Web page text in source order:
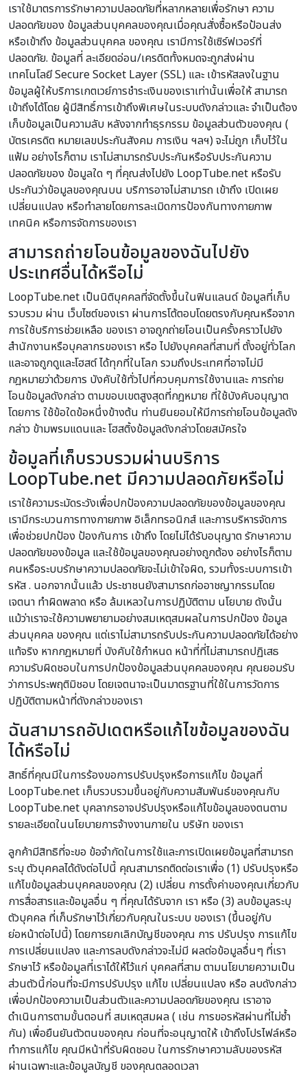
เราใช้มาตรการรักษาความปลอดภัยที่หลากหลายเพื่อรักษา ความ
ปลอดภัยของ ข้อมูลส่วนบุคคลของคุณเมื่อคุณสั่งซื้อหรือป้อนส่ง
หรือเข้าถึง ข้อมูลส่วนบุคคล ของคุณ เรามีการใช้เซิร์ฟเวอร์ที่
ปลอดภัย. ข้อมูลที่ ละเอียดอ่อน/เครดิตทั้งหมดจะถูกส่งผ่าน
เทคโนโลยี Secure Socket Layer (SSL) และ เข้ารหัสลงในฐาน
ข้อมูลผู้ให้บริการเกตเวย์การชำระเงินของเราเท่านั้นเพื่อให้ สามารถ
เข้าถึงได้โดย ผู้มีสิทธิ์การเข้าถึงพิเศษในระบบดังกล่าวและ จำเป็นต้อง
เก็บข้อมูลเป็นความลับ หลังจากทำธุรกรรม ข้อมูลส่วนตัวของคุณ (
บัตรเครดิต หมายเลขประกันสังคม การเงิน ฯลฯ) จะไม่ถูก เก็บไว้ใน
แฟ้ม อย่างไรก็ตาม เราไม่สามารถรับประกันหรือรับประกันความ
ปลอดภัยของ ข้อมูลใด ๆ ที่คุณส่งไปยัง LoopTube.net หรือรับ
ประกันว่าข้อมูลของคุณบน บริการอาจไม่สามารถ เข้าถึง เปิดเผย
เปลี่ยนแปลง หรือทำลายโดยการละเมิดการป้องกันทางกายภาพ
เทคนิค หรือการจัดการของเรา
สามารถถ่ายโอนข้อมูลของฉันไปยัง
ประเทศอื่นได้หรือไม่
LoopTube.net เป็นนิติบุคคลที่จัดตั้งขึ้นในฟินแลนด์ ข้อมูลที่เก็บ
รวบรวม ผ่าน เว็บไซต์ของเรา ผ่านการโต้ตอบโดยตรงกับคุณหรือจาก
การใช้บริการช่วยเหลือ ของเรา อาจถูกถ่ายโอนเป็นครั้งคราวไปยัง
สำนักงานหรือบุคลากรของเรา หรือ ไปยังบุคคลที่สามที่ ตั้งอยู่ทั่วโลก
และอาจถูกดูและโฮสต์ ได้ทุกที่ในโลก รวมถึงประเทศที่อาจไม่มี
กฎหมายว่าด้วยการ บังคับใช้ทั่วไปที่ควบคุมการใช้งานและ การถ่าย
โอนข้อมูลดังกล่าว ตามขอบเขตสูงสุดที่กฎหมาย ที่ใช้บังคับอนุญาต
โดยการ ใช้ข้อใดข้อหนึ่งข้างต้น ท่านยินยอมให้มีการถ่ายโอนข้อมูลดัง
กล่าว ข้ามพรมแดนและ โฮสติ้งข้อมูลดังกล่าวโดยสมัครใจ
ข้อมูลที่เก็บรวบรวมผ่านบริการ
LoopTube.net มีความปลอดภัยหรือไม่
เราใช้ความระมัดระวังเพื่อปกป้องความปลอดภัยของข้อมูลของคุณ
เรามีกระบวนการทางกายภาพ อิเล็กทรอนิกส์ และการบริหารจัดการ
เพื่อช่วยปกป้อง ป้องกันการ เข้าถึง โดยไม่ได้รับอนุญาต รักษาความ
ปลอดภัยของข้อมูล และใช้ข้อมูลของคุณอย่างถูกต้อง อย่างไรก็ตาม
คนหรือระบบรักษาความปลอดภัยจะไม่เข้าใจผิด, รวมทั้งระบบการเข้า
รหัส . นอกจากนั้นแล้ว ประชาชนยังสามารถก่ออาชญากรรมโดย
เจตนา ทำผิดพลาด หรือ ล้มเหลวในการปฏิบัติตาม นโยบาย ดังนั้น
แม้ว่าเราจะใช้ความพยายามอย่างสมเหตุสมผลในการปกป้อง ข้อมูล
ส่วนบุคคล ของคุณ แต่เราไม่สามารถรับประกันความปลอดภัยได้อย่าง
แท้จริง หากกฎหมายที่ บังคับใช้กำหนด หน้าที่ที่ไม่สามารถปฏิเสธ
ความรับผิดชอบในการปกป้องข้อมูลส่วนบุคคลของคุณ คุณยอมรับ
ว่าการประพฤติมิชอบ โดยเจตนาจะเป็นมาตรฐานที่ใช้ในการวัดการ
ปฏิบัติตามหน้าที่ดังกล่าวของเรา
ฉันสามารถอัปเดตหรือแก้ไขข้อมูลของฉัน
ได้หรือไม่
สิทธิ์ที่คุณมีในการร้องขอการปรับปรุงหรือการแก้ไข ข้อมูลที่
LoopTube.net เก็บรวบรวมขึ้นอยู่กับความสัมพันธ์ของคุณกับ
LoopTube.net บุคลากรอาจปรับปรุงหรือแก้ไขข้อมูลของตนตาม
รายละเอียดในนโยบายการจ้างงานภายใน บริษัท ของเรา
ลูกค้ามีสิทธิที่จะขอ ข้อจำกัดในการใช้และการเปิดเผยข้อมูลที่สามารถ
ระบุ ตัวบุคคลได้ดังต่อไปนี้ คุณสามารถติดต่อเราเพื่อ (1) ปรับปรุงหรือ
แก้ไขข้อมูลส่วนบุคคลของคุณ (2) เปลี่ยน การตั้งค่าของคุณเกี่ยวกับ
การสื่อสารและข้อมูลอื่น ๆ ที่คุณได้รับจาก เรา หรือ (3) ลบข้อมูลระบุ
ตัวบุคคล ที่เก็บรักษาไว้เกี่ยวกับคุณในระบบ ของเรา (ขึ้นอยู่กับ
ย่อหน้าต่อไปนี้) โดยการยกเลิกบัญชีของคุณ การ ปรับปรุง การแก้ไข
การเปลี่ยนแปลง และการลบดังกล่าวจะไม่มี ผลต่อข้อมูลอื่นๆ ที่เรา
รักษาไว้ หรือข้อมูลที่เราได้ให้ไว้แก่ บุคคลที่สาม ตามนโยบายความเป็น
ส่วนตัวนี้ก่อนที่จะมีการปรับปรุง แก้ไข เปลี่ยนแปลง หรือ ลบดังกล่าว
เพื่อปกป้องความเป็นส่วนตัวและความปลอดภัยของคุณ เราอาจ
ดำเนินการตามขั้นตอนที่ สมเหตุสมผล ( เช่น การขอรหัสผ่านที่ไม่ซ้ำ
กัน) เพื่อยืนยันตัวตนของคุณ ก่อนที่จะอนุญาตให้ เข้าถึงโปรไฟล์หรือ
ทำการแก้ไข คุณมีหน้าที่รับผิดชอบ ในการรักษาความลับของรหัส
ผ่านเฉพาะและข้อมูลบัญชี ของคุณตลอดเวลา